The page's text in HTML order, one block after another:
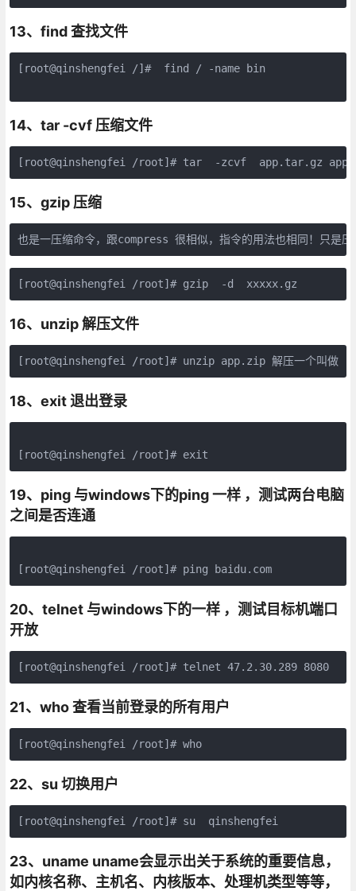
13、find 查找文件
[root@qinshengfei /]#  find / -name bin
14、tar -cvf 压缩文件
15、gzip 压缩
16、unzip 解压文件
18、exit 退出登录
[root@qinshengfei /root]# exit
19、ping 与windows下的ping 一样 ，测试两台电脑
之间是否连通
[root@qinshengfei /root]# ping baidu.com
20、telnet 与windows下的一样 ，测试目标机端口
开放
[root@qinshengfei /root]# telnet 47.2.30.289 8080
21、who 查看当前登录的所有用户
[root@qinshengfei /root]# who
22、su 切换用户
23、uname uname会显示出关于系统的重要信息，
如内核名称、主机名、内核版本、处理机类型等等，